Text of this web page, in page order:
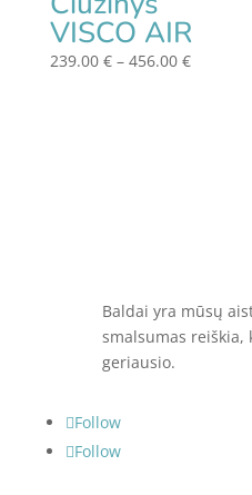
VISCO AIR
239.00 € – 456.00 €Price
Baldai yra mūsų
smalsumas reiškia,
geriausio.
Follow
Follow